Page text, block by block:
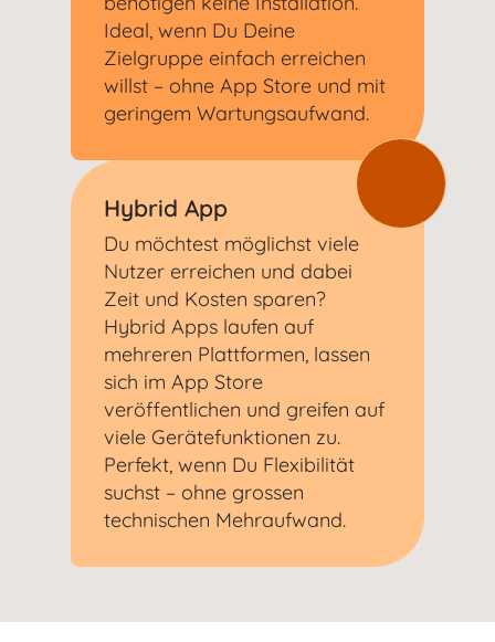
Ideal, wenn Du Deine
Zielgruppe einfach erreichen
willst – ohne App Store und mit
geringem Wartungsaufwand.
Hybrid App
Du möchtest möglichst viele
Nutzer erreichen und dabei
Zeit und Kosten sparen?
Hybrid Apps laufen auf
mehreren Plattformen, lassen
sich im App Store
veröffentlichen und greifen auf
viele Gerätefunktionen zu.
Perfekt, wenn Du Flexibilität
suchst – ohne grossen
technischen Mehraufwand.